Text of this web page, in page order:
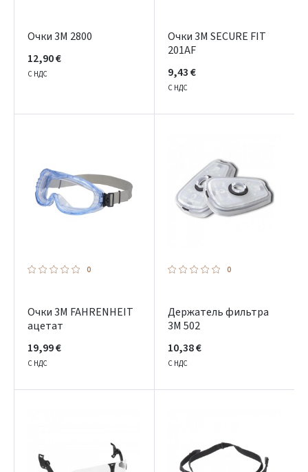
Очки 3М 2800
12,90 €
С НДС
Очки 3M SECURE FIT
201AF
9,43 €
С НДС
0
Очки 3М FAHRENHEIT
ацетат
19,99 €
С НДС
0
Держатель фильтра
3M 502
10,38 €
С НДС